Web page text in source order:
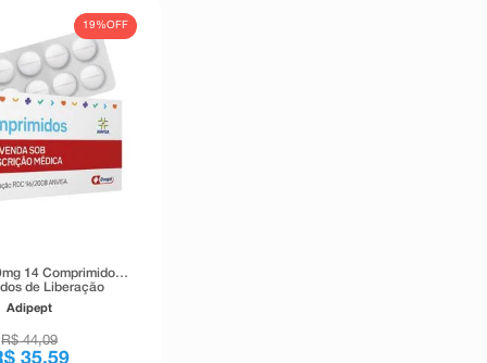
19%OFF
14 Comprimidos
de Liberação
Retardada
Adipept
R$ 44,09
35,59